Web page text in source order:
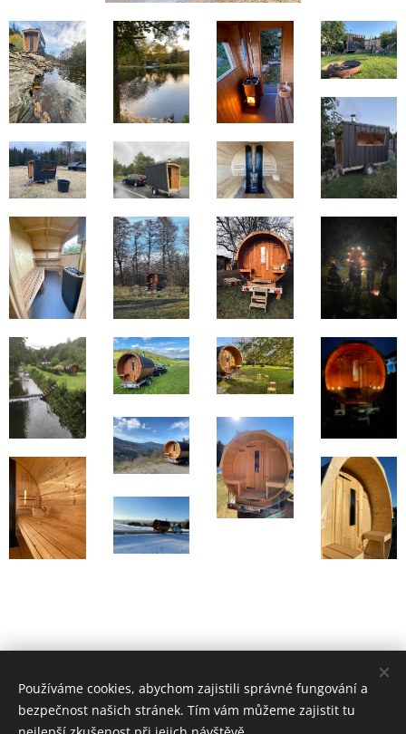
Používáme cookies, abychom zajistili správné fungování a
bezpečnost našich stránek. Tím vám můžeme zajistit tu